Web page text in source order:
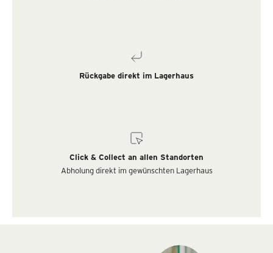
Rückgabe direkt im Lagerhaus
Click & Collect an allen Standorten
Abholung direkt im gewünschten Lagerhaus